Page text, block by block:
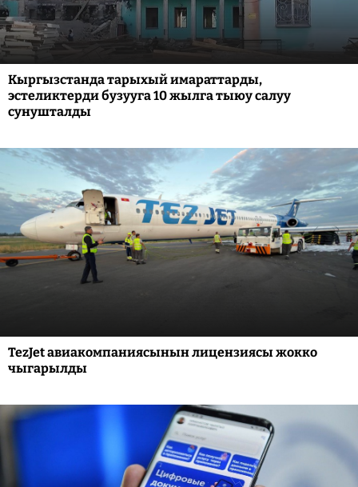
Кыргызстанда тарыхый имараттарды,
эстеликтерди бузууга 10 жылга тыюу салуу
сунушталды
TezJet авиакомпаниясынын лицензиясы жокко
чыгарылды